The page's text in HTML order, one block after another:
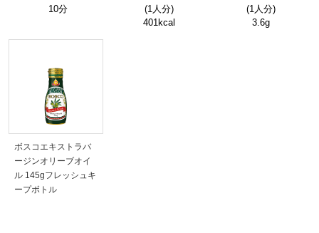
10分
(1人分)
401kcal
(1人分)
3.6g
ボスコエキストラバ
ージンオリーブオイ
ル 145gフレッシュキ
ープボトル